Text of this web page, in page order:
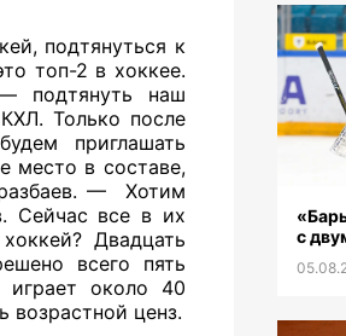
подтянуться к
топ-2 в хоккее.
подтянуть наш
Только после
приглашать
место в составе,
—
Хотим
Сейчас все в их
Двадцать
всего пять
около 40
возрастной ценз.
с